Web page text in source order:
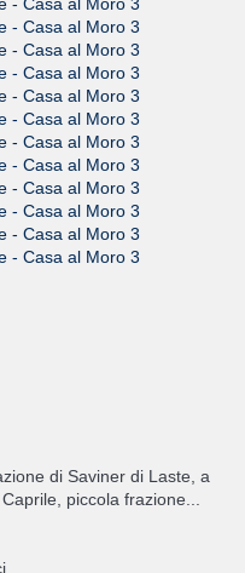
di Saviner di Laste, a
piccola frazione...